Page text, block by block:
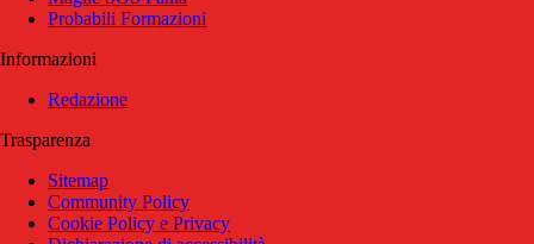
Probabili Formazioni
Informazioni
Redazione
Trasparenza
Sitemap
Community Policy
Cookie Policy e Privacy